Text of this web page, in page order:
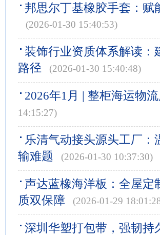
邦思尔丁基橡胶手套：赋
(2026-01-30 15:40:53)
装饰行业资质体系解读：
路径
(2026-01-30 15:40:48)
2026年1月 | 整柜海运物
14:15:27)
乐清气动接头源头工厂：
输难题
(2026-01-30 10:37:30)
声达蓝橡海洋板：全屋定
质双保障
(2026-01-29
深圳华塑打包带，强韧持